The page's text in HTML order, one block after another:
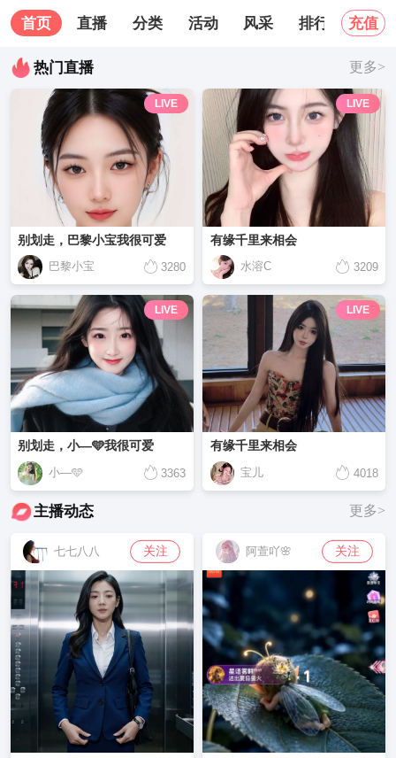
充值
首页 直播 分类 活动 风采 排行榜 关
热门直播 更多>
LIVE
别划走，巴黎小宝我很可爱
巴黎小宝 3280
LIVE
有缘千里来相会
水溶C 3209
LIVE
别划走，小—🩵我很可爱
小—🩵 3363
LIVE
有缘千里来相会
宝儿 4018
主播动态 更多>
七七八八 关注 阿萱吖🌸 关注